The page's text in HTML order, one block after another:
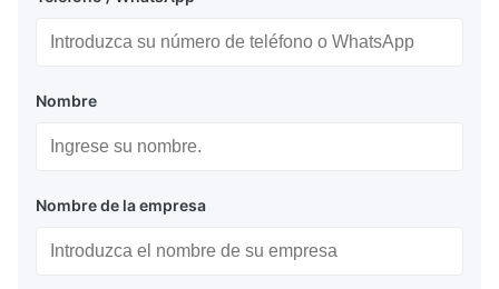
Nombre
Nombre de la empresa